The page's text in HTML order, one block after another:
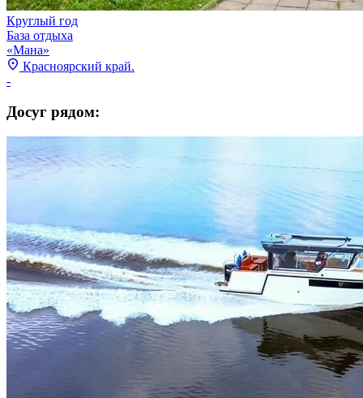
Круглый год
База отдыха
«Мана»
Красноярский край.
-
Досуг рядом: